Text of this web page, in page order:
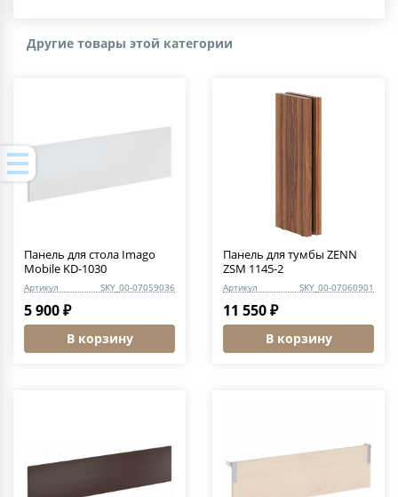
Другие товары этой категории
Панель для стола Imago
Mobile KD-1030
Артикул SKY_00-07059036
5 900 ₽
В корзину
Панель для тумбы ZENN
ZSM 1145-2
Артикул SKY_00-07060901
11 550 ₽
В корзину